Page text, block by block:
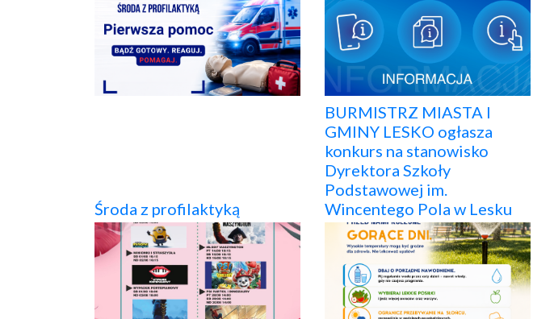
Środa z profilaktyką
BURMISTRZ MIASTA I
GMINY LESKO ogłasza
konkurs na stanowisko
Dyrektora Szkoły
Podstawowej im.
Wincentego Pola w Lesku